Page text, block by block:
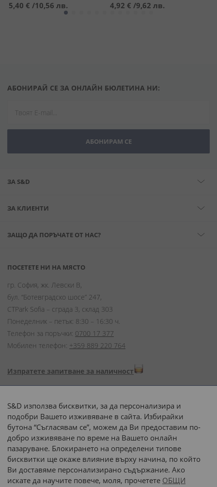
5,40 € /10,56 лв. 4,92 € /9,62 лв.
АБОНИРАЙ СЕ ЗА ОНЛАЙН БЮЛЕТИНА НИ:
АБОНИРАМ СЕ
ЗА S&D
ЗА КЛИЕНТИ
ЗАЩО ДА ПОРЪЧАТЕ ОТ НАС?
ПОСЕТЕТЕ НИ НА МЯСТО
гр. София, жк. Левски В,
бул. “Ботевградско шосе” 247,
CTPark Sofia – сграда 3, склад 303
Понеделник – петък: 8:30 – 16:30 ч.
Телефон за поръчки: 0700 17 377
Мобилен телефон: +359 889 220 764
Изпратете запитване за наличност
Начини на плащане:
Доставка до адрес с:
или
наш транспорт
S&D използва бисквитки, за да персонализира и
подобри Вашето изживяване в сайта. Избирайки
бутона “Съгласявам се”, можем да Ви предоставим по-
добро изживяване по време на Вашето онлайн
пазаруване. Блокирането на определени типове
бисквитки ще окаже влияние върху начина, по който
Ви доставяме персонализирано съдържание. Ако
искате да научите повече, моля, прочетете ОБЩИ